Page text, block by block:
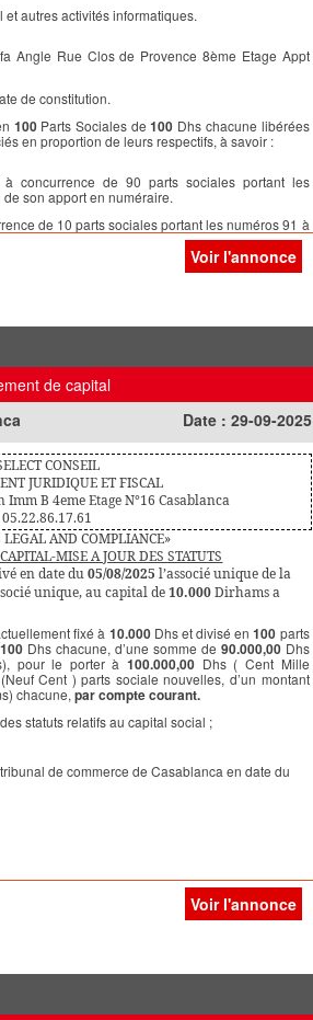
et autres activités informatiques.
Angle Rue Clos de Provence 8ème Etage Appt
de constitution.
100Parts Sociales de100 Dhs chacune libérées
en proportion de leurs respectifs, à savoir :
à concurrence de 90 parts sociales portant les
son apport en numéraire.
de 10 parts sociales portant les numéros 91 à
Au31 Décembrede chaque année.
au R.C de la ville de
Voir l'annonce
de capital
Date : 29-09-2025
CONSEIL
JURIDIQUE ET FISCAL
Imm B 4emeEtageN°16 Casablanca
05.22.86.17.61
AND COMPLIANCE»
MISE A JOUR DES STATUTS
en date du05/08/2025 l’associé unique de la
unique, au capital de10.000 Dirhams a
fixé à 10.000Dhs et divisé en100 parts
100 Dhs chacune, d’une somme de 90.000,00Dhs
pour le porter à100.000,00 Dhs ( Cent Mille
(Neuf Cent ) parts sociale nouvelles, d’un montant
chacune,par compte courant.
statuts relatifs au capital social ;
de commerce de Casablanca en date du
Voir l'annonce